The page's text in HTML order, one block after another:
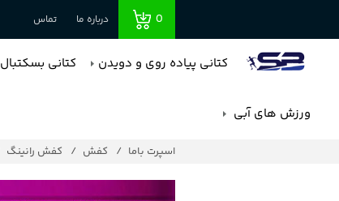
0 درباره ما تماس
کتانی پیاده روی و دویدن کتانی بسکتبال
ورزش های آبی
اسپرت باما کفش کفش رانینگ